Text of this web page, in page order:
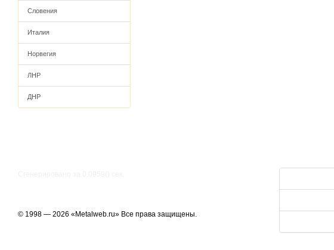
Словения
Италия
Норвегия
ЛНР
ДНР
© 1998 — 2026 «Metalweb.ru» Все права защищены.